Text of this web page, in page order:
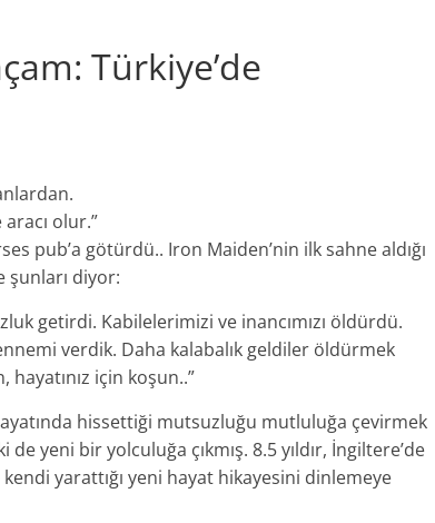
Türkiye’de
olur.”
pub’a götürdü.. Iron Maiden’nin ilk sahne aldığı
şunları diyor:
getirdi. Kabilelerimizi ve inancımızı öldürdü.
verdik. Daha kalabalık geldiler öldürmek
için koşun..”
hissettiği mutsuzluğu mutluluğa çevirmek
yeni bir yolculuğa çıkmış. 8.5 yıldır, İngiltere’de
yarattığı yeni hayat hikayesini dinlemeye